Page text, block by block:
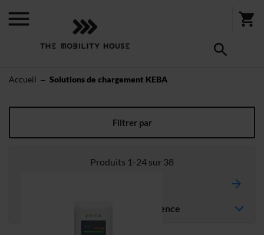
Accueil Solutions de chargement KEBA
Produits 1 -24 sur 38
Filtrer par